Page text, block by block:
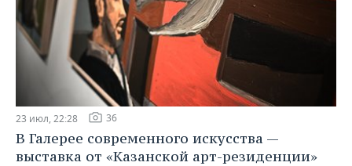
23 июл, 22:28 36
В Галерее современного искусства —
выставка от «Казанской арт-резиденции»